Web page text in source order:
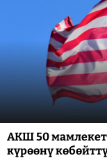
АКШ 50
күрөөнү